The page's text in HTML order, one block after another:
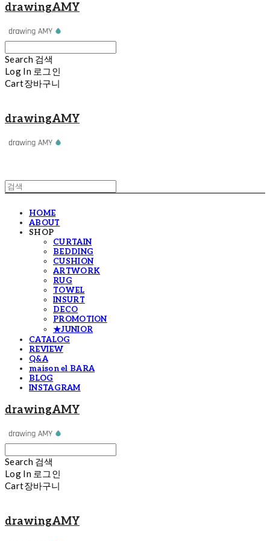
drawingAMY
Search 검색
Log In 로그인
Cart장바구니
drawingAMY
HOME
ABOUT
SHOP
CURTAIN
BEDDING
CUSHION
ARTWORK
RUG
TOWEL
INSURT
DECO
PROMOTION
★JUNIOR
CATALOG
REVIEW
Q&A
maison el BARA
BLOG
INSTAGRAM
drawingAMY
Search 검색
Log In 로그인
Cart장바구니
drawingAMY